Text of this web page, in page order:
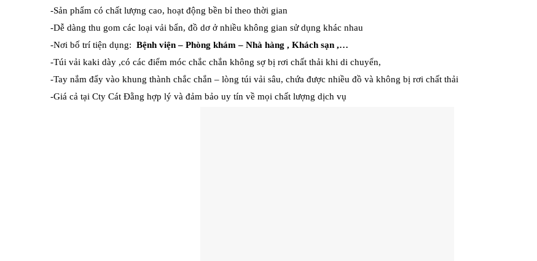
-Sản phẩm có chất lượng cao, hoạt động bền bỉ theo thời gian
-Dễ dàng thu gom các loại vải bẩn, đồ dơ ở nhiều không gian sử dụng khác nhau
-Nơi bố trí tiện dụng: Bệnh viện – Phòng khám – Nhà hàng , Khách sạn ,…
-Túi vải kaki dày ,có các điểm móc chắc chắn không sợ bị rơi chất thải khi di chuyển,
-Tay nắm đẩy vào khung thành chắc chắn – lòng túi vải sâu, chứa được nhiều đồ và không bị rơi chất thải
-Giá cả tại Cty Cát Đằng hợp lý và đảm bảo uy tín về mọi chất lượng dịch vụ